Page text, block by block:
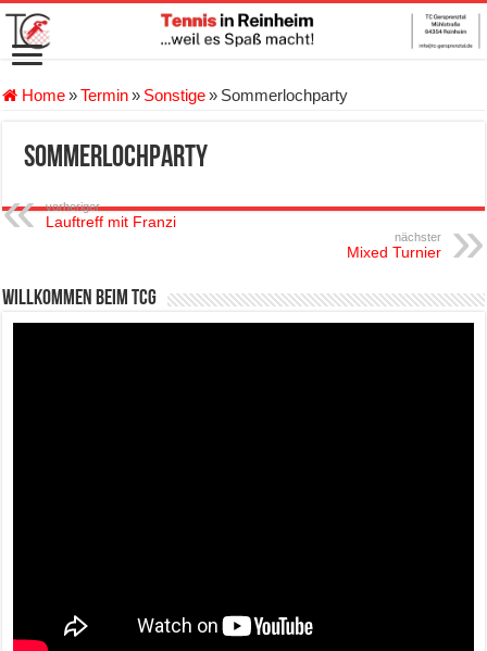
Home»Termin» Sonstige» Sommerlochparty
Sommerlochparty
vorheriger
Lauftreff mit Franzi
nächster
Mixed Turnier
Willkommen beim TCG